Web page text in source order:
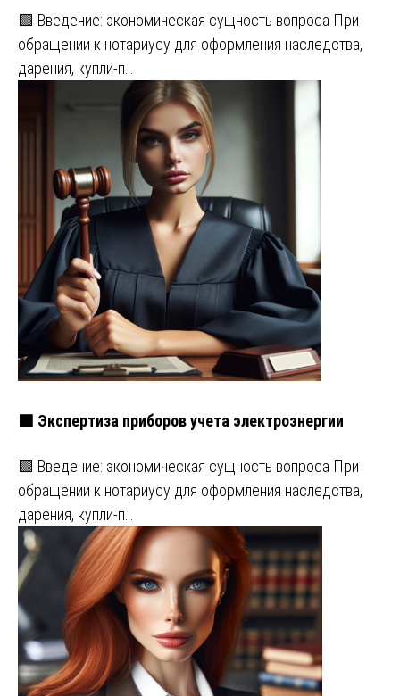
🟩 Введение: экономическая сущность вопроса При
обращении к нотариусу для оформления наследства,
дарения, купли-п…
🟩 Экспертиза приборов учета электроэнергии
🟩 Введение: экономическая сущность вопроса При
обращении к нотариусу для оформления наследства,
дарения, купли-п…